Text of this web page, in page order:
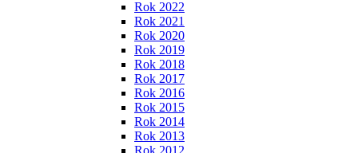
Rok 2022
Rok 2021
Rok 2020
Rok 2019
Rok 2018
Rok 2017
Rok 2016
Rok 2015
Rok 2014
Rok 2013
Rok 2012